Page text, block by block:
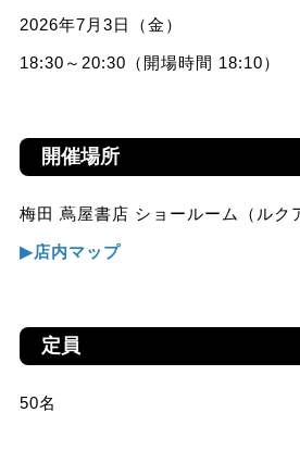
2026年7月3日（金）
18:30～20:30（開場時間 18:10）
開催場所
梅田 蔦屋書店 ショールーム（ルク
▶︎店内マップ
定員
50名